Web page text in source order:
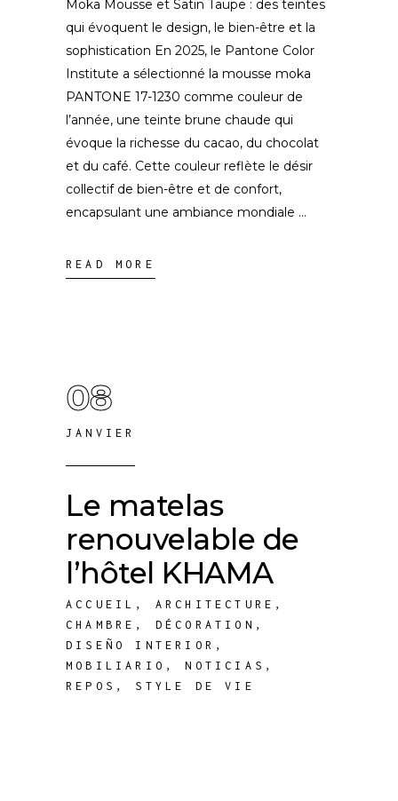
Moka Mousse et Satin Taupe : des teintes
qui évoquent le design, le bien-être et la
sophistication En 2025, le Pantone Color
Institute a sélectionné la mousse moka
PANTONE 17-1230 comme couleur de
l’année, une teinte brune chaude qui
évoque la richesse du cacao, du chocolat
et du café. Cette couleur reflète le désir
collectif de bien-être et de confort,
encapsulant une ambiance mondiale
READ MORE
08
JANVIER
Le matelas
renouvelable de
l’hôtel KHAMA
ACCUEIL , ARCHITECTURE ,
CHAMBRE , DÉCORATION ,
DISEÑO INTERIOR ,
MOBILIARIO ,NOTICIAS ,
REPOS , STYLE DE VIE